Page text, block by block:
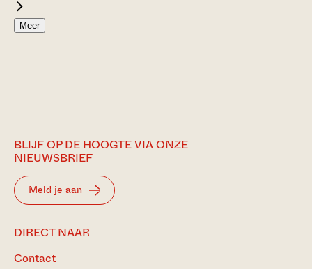
Meer
BLIJF OP DE HOOGTE VIA ONZE
NIEUWSBRIEF
Meld je aan
DIRECT NAAR
Contact